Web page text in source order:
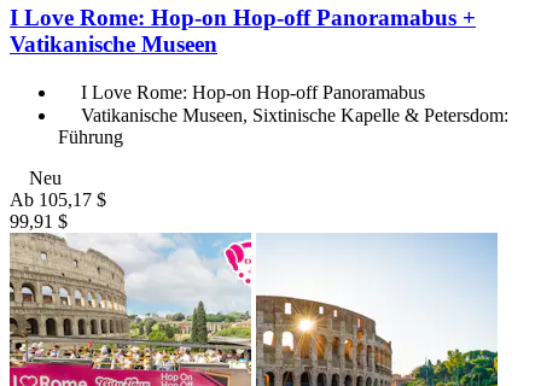
I Love Rome: Hop-on Hop-off Panoramabus +
Vatikanische Museen
I Love Rome: Hop-on Hop-off Panoramabus
Vatikanische Museen, Sixtinische Kapelle & Petersdom:
Führung
Neu
Ab 105,17 $
99,91 $